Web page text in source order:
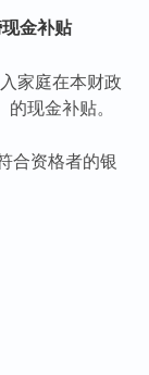
金补贴
家庭在本财政
现金补贴。
合资格者的银